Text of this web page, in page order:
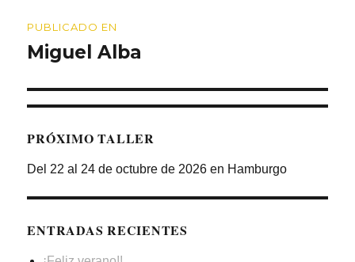
de
PUBLICADO EN
Miguel Alba
PRÓXIMO TALLER
Del 22 al 24 de octubre de 2026 en Hamburgo
ENTRADAS RECIENTES